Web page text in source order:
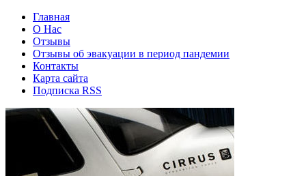
Главная
О Нас
Отзывы
Отзывы об эвакуации в период пандемии
Контакты
Карта сайта
Подписка RSS